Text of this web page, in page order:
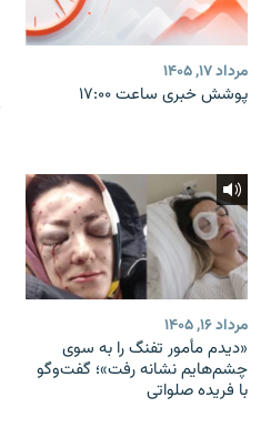
مرداد ۱۷, ۱۴۰۵
پوشش خبری ساعت ۱۷:۰۰
مرداد ۱۶, ۱۴۰۵
«دیدم مأمور تفنگ را به سوی
چشم‌هایم نشانه رفت»؛ گفت‌و‌گو
با فریده صلواتی